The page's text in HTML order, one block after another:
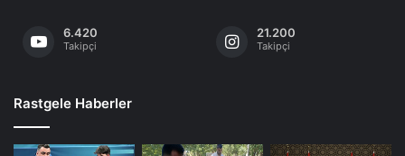
6.420
Takipçi
21.200
Takipçi
Rastgele Haberler